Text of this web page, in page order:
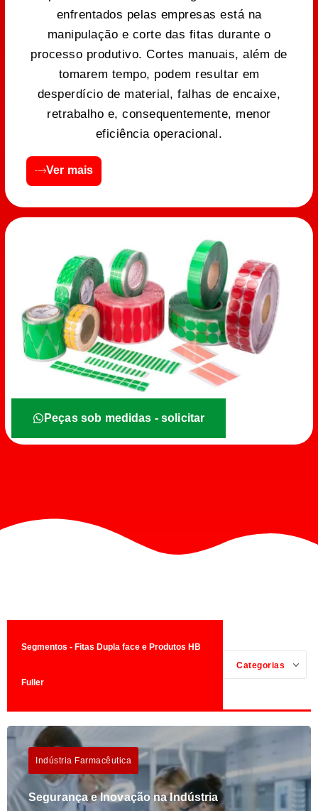
enfrentados pelas empresas está na
manipulação e corte das fitas durante o
processo produtivo. Cortes manuais, além de
tomarem tempo, podem resultar em
desperdício de material, falhas de encaixe,
retrabalho e, consequentemente, menor
eficiência operacional.
Ver mais
Peças sob medidas - solicitar
Segmentos - Fitas Dupla face e Produtos HB
Fuller
Categorias
Indústria Farmacêutica
Segurança e Inovação na Indústria